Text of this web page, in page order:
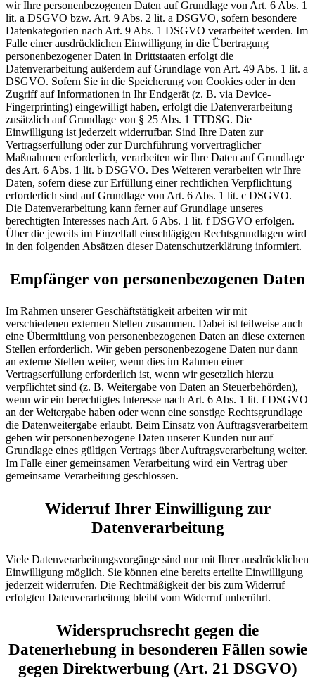
wir Ihre personenbezogenen Daten auf Grundlage von Art. 6 Abs. 1
lit. a DSGVO bzw. Art. 9 Abs. 2 lit. a DSGVO, sofern besondere
Datenkategorien nach Art. 9 Abs. 1 DSGVO verarbeitet werden. Im
Falle einer ausdrücklichen Einwilligung in die Übertragung
personenbezogener Daten in Drittstaaten erfolgt die
Datenverarbeitung außerdem auf Grundlage von Art. 49 Abs. 1 lit. a
DSGVO. Sofern Sie in die Speicherung von Cookies oder in den
Zugriff auf Informationen in Ihr Endgerät (z. B. via Device-
Fingerprinting) eingewilligt haben, erfolgt die Datenverarbeitung
zusätzlich auf Grundlage von § 25 Abs. 1 TTDSG. Die
Einwilligung ist jederzeit widerrufbar. Sind Ihre Daten zur
Vertragserfüllung oder zur Durchführung vorvertraglicher
Maßnahmen erforderlich, verarbeiten wir Ihre Daten auf Grundlage
des Art. 6 Abs. 1 lit. b DSGVO. Des Weiteren verarbeiten wir Ihre
Daten, sofern diese zur Erfüllung einer rechtlichen Verpflichtung
erforderlich sind auf Grundlage von Art. 6 Abs. 1 lit. c DSGVO.
Die Datenverarbeitung kann ferner auf Grundlage unseres
berechtigten Interesses nach Art. 6 Abs. 1 lit. f DSGVO erfolgen.
Über die jeweils im Einzelfall einschlägigen Rechtsgrundlagen wird
in den folgenden Absätzen dieser Datenschutzerklärung informiert.
Empfänger von personenbezogenen Daten
Im Rahmen unserer Geschäftstätigkeit arbeiten wir mit
verschiedenen externen Stellen zusammen. Dabei ist teilweise auch
eine Übermittlung von personenbezogenen Daten an diese externen
Stellen erforderlich. Wir geben personenbezogene Daten nur dann
an externe Stellen weiter, wenn dies im Rahmen einer
Vertragserfüllung erforderlich ist, wenn wir gesetzlich hierzu
verpflichtet sind (z. B. Weitergabe von Daten an Steuerbehörden),
wenn wir ein berechtigtes Interesse nach Art. 6 Abs. 1 lit. f DSGVO
an der Weitergabe haben oder wenn eine sonstige Rechtsgrundlage
die Datenweitergabe erlaubt. Beim Einsatz von Auftragsverarbeitern
geben wir personenbezogene Daten unserer Kunden nur auf
Grundlage eines gültigen Vertrags über Auftragsverarbeitung weiter.
Im Falle einer gemeinsamen Verarbeitung wird ein Vertrag über
gemeinsame Verarbeitung geschlossen.
Widerruf Ihrer Einwilligung zur
Datenverarbeitung
Viele Datenverarbeitungsvorgänge sind nur mit Ihrer ausdrücklichen
Einwilligung möglich. Sie können eine bereits erteilte Einwilligung
jederzeit widerrufen. Die Rechtmäßigkeit der bis zum Widerruf
erfolgten Datenverarbeitung bleibt vom Widerruf unberührt.
Widerspruchsrecht gegen die
Datenerhebung in besonderen Fällen sowie
gegen Direktwerbung (Art. 21 DSGVO)